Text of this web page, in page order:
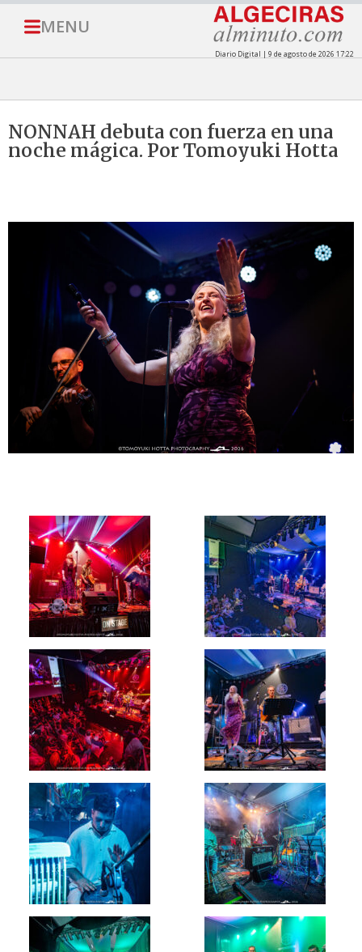
MENU
Diario Digital | 9 de agosto de 2026 17:22
NONNAH debuta con fuerza en una
noche mágica. Por Tomoyuki Hotta